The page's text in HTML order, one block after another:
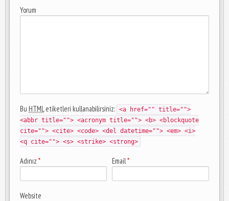
Yorum
Bu HTMLetiketleri kullanabilirsiniz: <a href="" title="">
<abbr title=""> <acronym title=""> <b> <blockquote
cite=""> <cite> <code> <del datetime=""> <em> <i>
<q cite=""> <s> <strike> <strong>
Adınız * Email*
Website